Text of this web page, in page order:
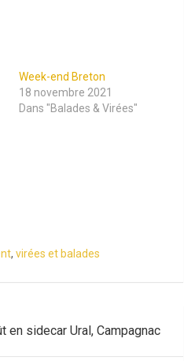
Week-end Breton
18 novembre 2021
Dans "Balades & Virées"
, virées et balades
en sidecar Ural, Campagnac